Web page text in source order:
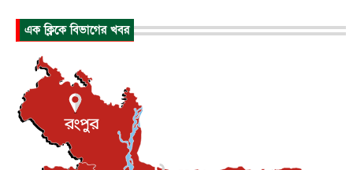
পাকিস্তান-তুরস্কের সঙ্গে প্রতিরক্ষা চুক্তি সৌদি আরবকে কতটা ন...
যুক্তরাজ্যে গ্রুমিং কেলেঙ্কারি : পাকিস্তানির অপরাধে অস্বস্তি...
আন্তর্জাতিক
বিরোধ কাটিয়ে কূটনৈতিক সম্পর্ক পুনঃস্থাপন করছে মেক্সিকো ও
আন্তর্জাতিক
এক ক্লিকে বিভাগের খবর